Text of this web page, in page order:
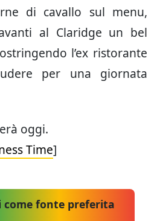
di cavallo sul menu,
al Claridge un bel
l’ex ristorante
per una giornata
oggi.
Time]
come fonte preferita